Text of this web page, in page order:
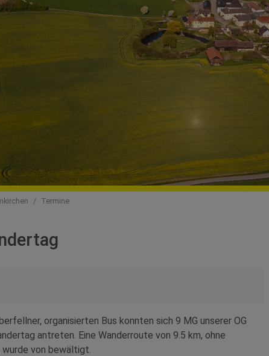
Termine
organisierten Bus konnten sich 9 MG unserer OG
antreten. Eine Wanderroute von 9.5 km, ohne
von bewältigt.